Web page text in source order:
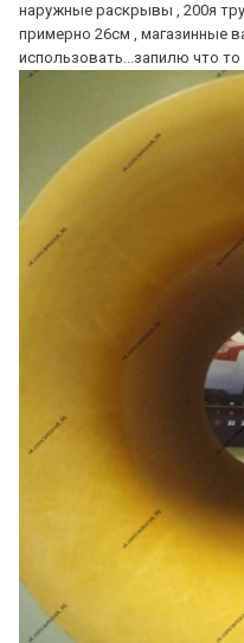
наружные раскрывы , 200я
примерно 26см , магазинные
использовать...запилю что